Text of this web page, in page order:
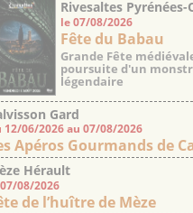
Rivesaltes
le 07/08/2026
Fête du Babau
Grande Fête
poursuite d'un
légendaire
Gard
12/06/2026 au 07/08/2026
Apéros Gourmands de
Hérault
08/2026
de l’huître de Mèze